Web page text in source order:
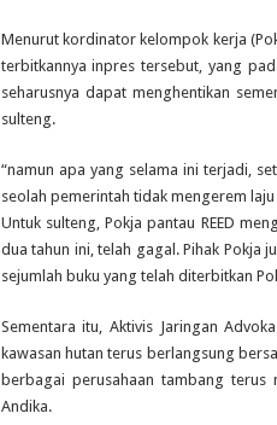
Menurut kordinator kelompok kerja
terbitkannya inpres tersebut, yang
seharusnya dapat menghentikan
sulteng.
“namun apa yang selama ini terjadi,
seolah pemerintah tidak mengerem
Untuk sulteng, Pokja pantau REED
dua tahun ini, telah gagal. Pihak Pokja
sejumlah buku yang telah diterbitkan
Sementara itu, Aktivis Jaringan
kawasan hutan terus berlangsung
berbagai perusahaan tambang terus
Andika.